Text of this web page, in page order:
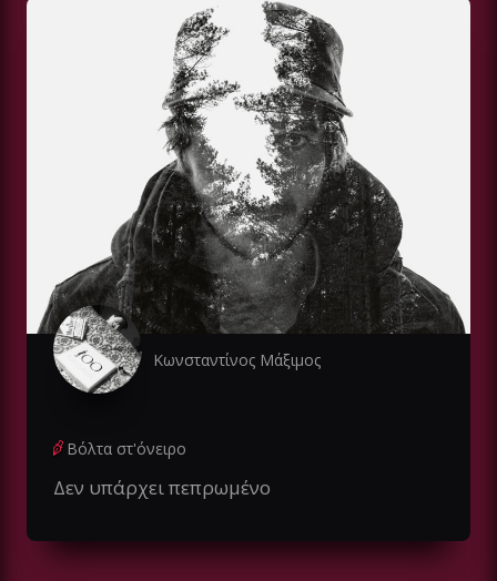
Κωνσταντίνος Μάξιμος
Βόλτα στ'όνειρο
Δεν υπάρχει πεπρωμένο